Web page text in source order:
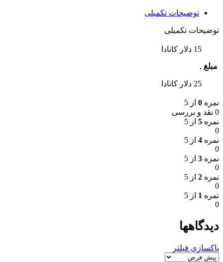
توضیحات تکمیلی
توضیحات تکمیلی
مبلغ
15 دلار کانادا
,
25 دلار کانادا
نمره 0 از 5
0 نقد و بررسی
نمره 5 از 5
0
نمره 4 از 5
0
نمره 3 از 5
0
نمره 2 از 5
0
نمره 1 از 5
0
دیدگاهها
پاکسازی فیلتر